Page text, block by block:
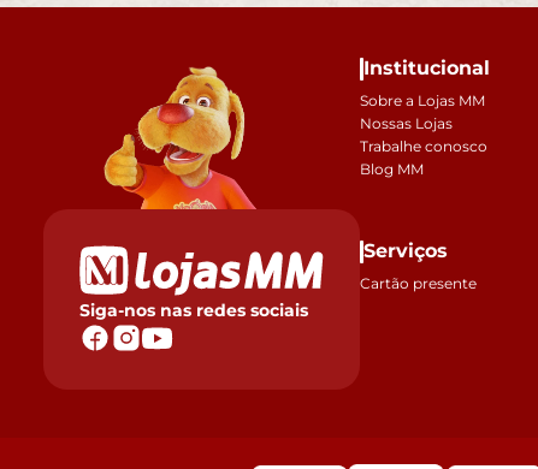
Siga-nos nas redes sociais
Institucional
Sobre a Lojas MM
Nossas Lojas
Trabalhe conosco
Blog MM
Serviços
Cartão presente